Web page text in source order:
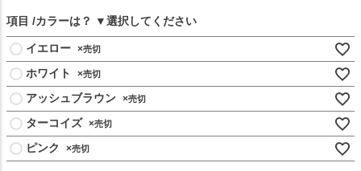
項目 カラーは？
イエロー ×
ホワイト ×
アッシュブラウン ×
ターコイズ ×
ピンク ×